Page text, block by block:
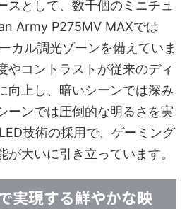
スとして、数千個のミニチュ
Army P275MV MAXでは
カル調光ゾーンを備えていま
やコントラストが従来のディ
向上し、暗いシーンでは深み
ーンでは圧倒的な明るさを実
技術の採用で、ゲーミング
が大いに引き立っています。
実現する鮮やかな映